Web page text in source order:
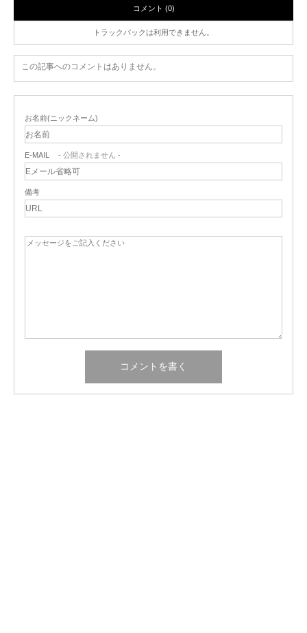
コメント (0)
トラックバックは利用できません。
この記事へのコメントはありません。
お名前(ニックネーム)
E-MAIL - 公開されません -
備考